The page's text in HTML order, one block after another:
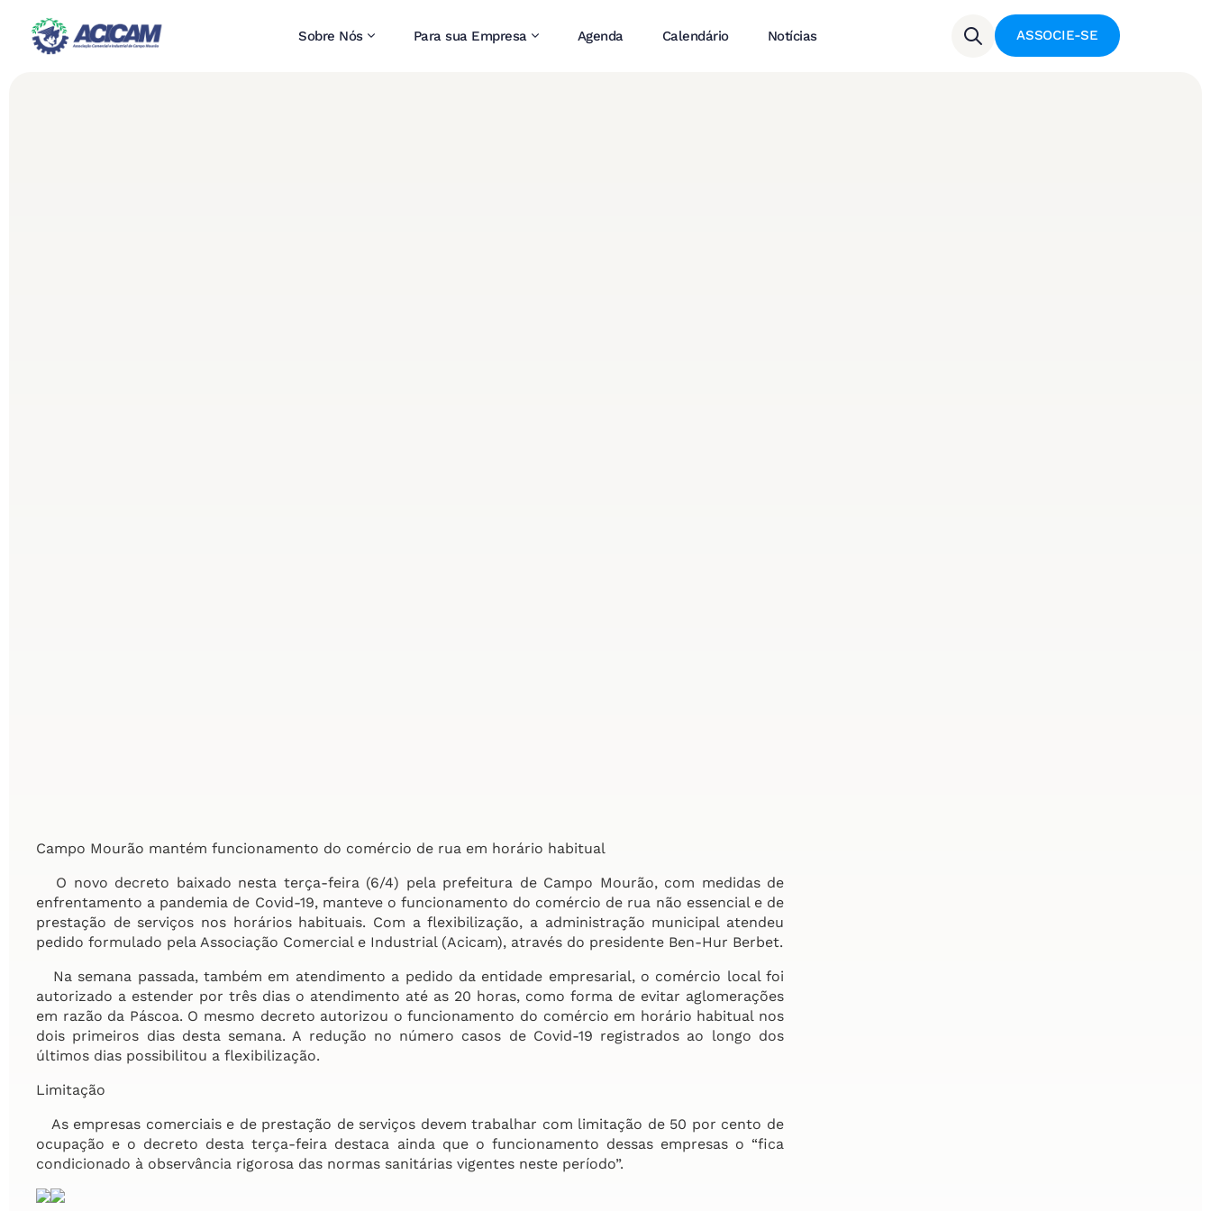
Sobre Nós Para sua Empresa Agenda Calendário Notícias ASSOCIE-SE
Campo Mourão mantém funcionamento do comércio de rua em horário habitual
O novo decreto baixado nesta terça-feira (6/4) pela prefeitura de Campo Mourão, com medidas de
enfrentamento a pandemia de Covid-19, manteve o funcionamento do comércio de rua não essencial e de
prestação de serviços nos horários habituais. Com a flexibilização, a administração municipal atendeu
pedido formulado pela Associação Comercial e Industrial (Acicam), através do presidente Ben-Hur Berbet.
Na semana passada, também em atendimento a pedido da entidade empresarial, o comércio local foi
autorizado a estender por três dias o atendimento até as 20 horas, como forma de evitar aglomerações
em razão da Páscoa. O mesmo decreto autorizou o funcionamento do comércio em horário habitual nos
dois primeiros dias desta semana. A redução no número casos de Covid-19 registrados ao longo dos
últimos dias possibilitou a flexibilização.
Limitação
As empresas comerciais e de prestação de serviços devem trabalhar com limitação de 50 por cento de
ocupação e o decreto desta terça-feira destaca ainda que o funcionamento dessas empresas o “fica
condicionado à observância rigorosa das normas sanitárias vigentes neste período”.